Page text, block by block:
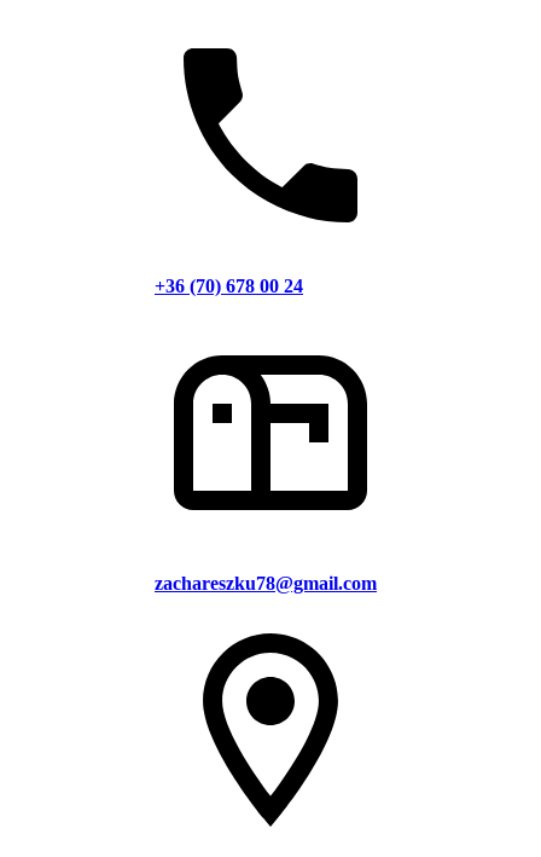
+36 (70) 678 00 24
zachareszku78@gmail.com